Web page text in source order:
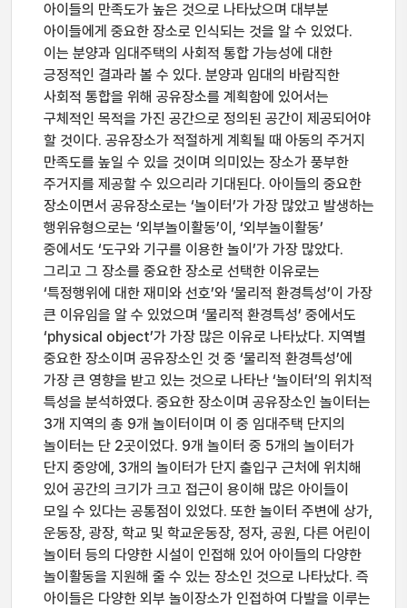
아이들의 만족도가 높은 것으로 나타났으며 대부분
아이들에게 중요한 장소로 인식되는 것을 알 수 있었다.
이는 분양과 임대주택의 사회적 통합 가능성에 대한
긍정적인 결과라 볼 수 있다. 분양과 임대의 바람직한
사회적 통합을 위해 공유장소를 계획함에 있어서는
구체적인 목적을 가진 공간으로 정의된 공간이 제공되어야
할 것이다. 공유장소가 적절하게 계획될 때 아동의 주거지
만족도를 높일 수 있을 것이며 의미있는 장소가 풍부한
주거지를 제공할 수 있으리라 기대된다. 아이들의 중요한
장소이면서 공유장소로는 ‘놀이터’가 가장 많았고 발생하는
행위유형으로는 ‘외부놀이활동’이, ‘외부놀이활동’
중에서도 ‘도구와 기구를 이용한 놀이’가 가장 많았다.
그리고 그 장소를 중요한 장소로 선택한 이유로는
‘특정행위에 대한 재미와 선호’와 ‘물리적 환경특성’이 가장
큰 이유임을 알 수 있었으며 ‘물리적 환경특성’ 중에서도
‘physical object’가 가장 많은 이유로 나타났다. 지역별
중요한 장소이며 공유장소인 것 중 ‘물리적 환경특성’에
가장 큰 영향을 받고 있는 것으로 나타난 ‘놀이터’의 위치적
특성을 분석하였다. 중요한 장소이며 공유장소인 놀이터는
3개 지역의 총 9개 놀이터이며 이 중 임대주택 단지의
놀이터는 단 2곳이었다. 9개 놀이터 중 5개의 놀이터가
단지 중앙에, 3개의 놀이터가 단지 출입구 근처에 위치해
있어 공간의 크기가 크고 접근이 용이해 많은 아이들이
모일 수 있다는 공통점이 있었다. 또한 놀이터 주변에 상가,
운동장, 광장, 학교 및 학교운동장, 정자, 공원, 다른 어린이
놀이터 등의 다양한 시설이 인접해 있어 아이들의 다양한
놀이활동을 지원해 줄 수 있는 장소인 것으로 나타났다. 즉
아이들은 다양한 외부 놀이장소가 인접하여 다발을 이루는